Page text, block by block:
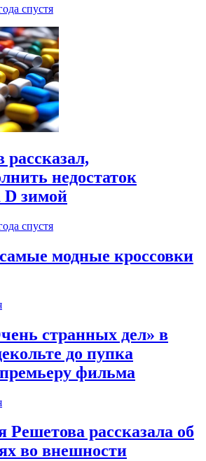
спустя
недостаток
зимой
спустя
модные кроссовки
странных дел» в
до пупка
фильма
Решетова рассказала об
во внешности